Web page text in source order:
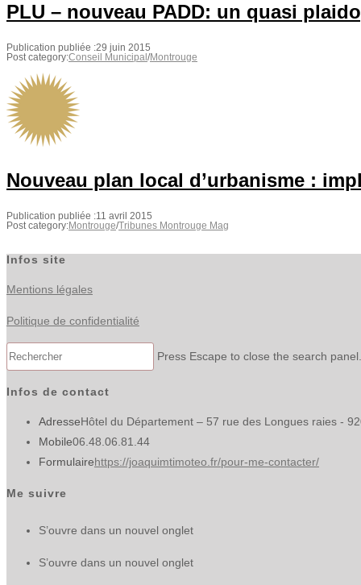
PLU – nouveau PADD: un quasi
Publication publiée :29 juin 2015
Post category:Conseil Municipal/Montrouge
Nouveau plan local d’urbanisme :
Publication publiée :11 avril 2015
Post category:Montrouge/Tribunes Montrouge Mag
Infos site
Mentions légales
Politique de confidentialité
Press Escape to close the search panel.
Infos de contact
AdresseHôtel du Département – 57 rue des Longues raies -
Mobile06.48.06.81.44
Formulairehttps://joaquimtimoteo.fr/pour-me-contacter/
Me suivre
S’ouvre dans un nouvel onglet
S’ouvre dans un nouvel onglet